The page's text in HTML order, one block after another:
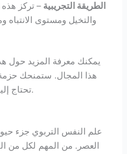
الطريقة التجريبية – تركز
والتخيل ومستوى الانتباه
يمكنك معرفة المزيد حول
هذا المجال. ستمنحك
تحتاج إليها للعمل في مجال علم النفس هذا.
علم النفس التربوي جزء
العصر. من المهم لكل من